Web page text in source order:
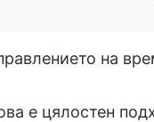
на
е цялостен